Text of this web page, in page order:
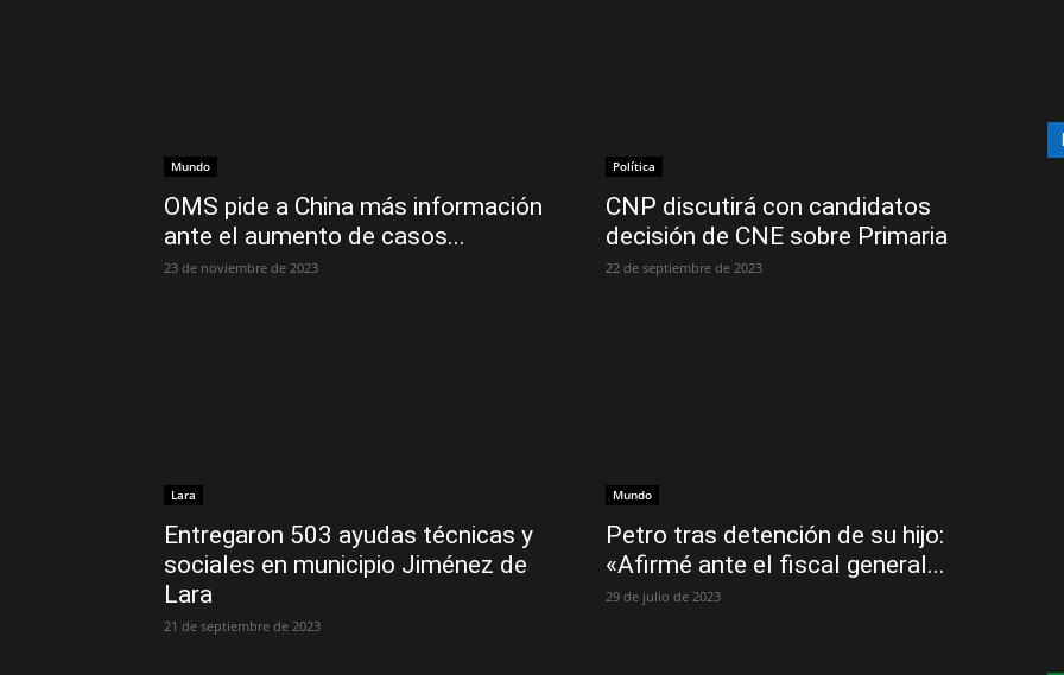
Mundo
OMS pide a China más información
ante el aumento de casos...
23 de noviembre de 2023
Política
CNP discutirá con candidatos
decisión de CNE sobre Primaria
22 de septiembre de 2023
Lara
Entregaron 503 ayudas técnicas y
sociales en municipio Jiménez de
Lara
21 de septiembre de 2023
Mundo
Petro tras detención de su hijo:
«Afirmé ante el fiscal general...
29 de julio de 2023